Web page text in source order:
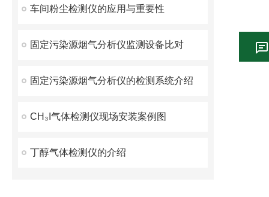
车间粉尘检测仪的应用与重要性
固定污染源烟气分析仪监测设备比对
固定污染源烟气分析仪的检测系统介绍
CH₃I气体检测仪现场安装案例图
丁醇气体检测仪的介绍